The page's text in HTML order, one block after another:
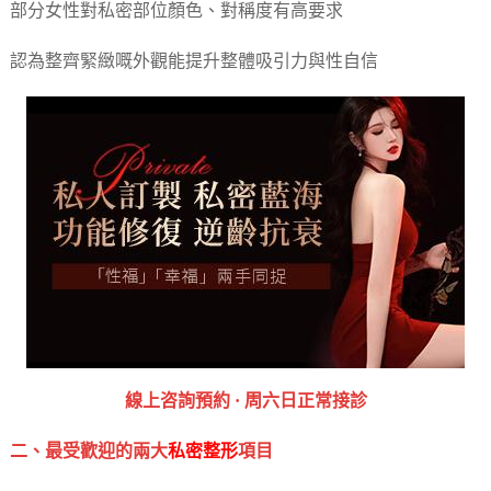
部分女性對私密部位顏色、對稱度有高要求
認為整齊緊緻嘅外觀能提升整體吸引力與性自信
‎線上咨詢預約 · ‎周六日正常接診
二、最受歡迎的兩大私密整形項目